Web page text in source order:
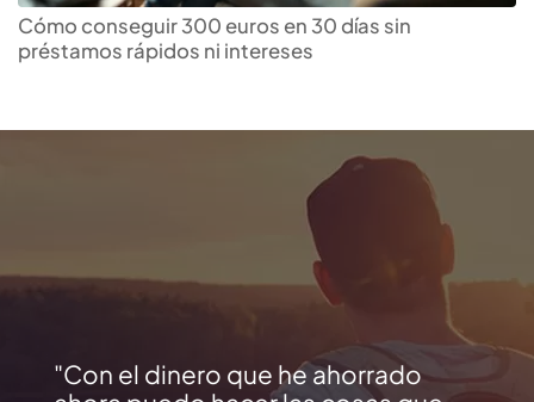
Cómo conseguir 300 euros en 30 días sin
préstamos rápidos ni intereses
Con el dinero que he ahorrado